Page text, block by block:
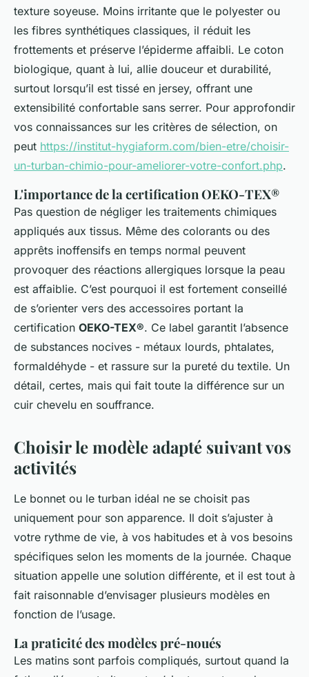
texture soyeuse. Moins irritante que le polyester ou
les fibres synthétiques classiques, il réduit les
frottements et préserve l’épiderme affaibli. Le coton
biologique, quant à lui, allie douceur et durabilité,
surtout lorsqu’il est tissé en jersey, offrant une
extensibilité confortable sans serrer. Pour approfondir
vos connaissances sur les critères de sélection, on
peut https://institut-hygiaform.com/bien-etre/choisir-
un-turban-chimio-pour-ameliorer-votre-confort.php.
L'importance de la certification OEKO-TEX®
Pas question de négliger les traitements chimiques
appliqués aux tissus. Même des colorants ou des
apprêts inoffensifs en temps normal peuvent
provoquer des réactions allergiques lorsque la peau
est affaiblie. C’est pourquoi il est fortement conseillé
de s’orienter vers des accessoires portant la
certification OEKO-TEX®. Ce label garantit l’absence
de substances nocives - métaux lourds, phtalates,
formaldéhyde - et rassure sur la pureté du textile. Un
détail, certes, mais qui fait toute la différence sur un
cuir chevelu en souffrance.
Choisir le modèle adapté suivant vos
activités
Le bonnet ou le turban idéal ne se choisit pas
uniquement pour son apparence. Il doit s’ajuster à
votre rythme de vie, à vos habitudes et à vos besoins
spécifiques selon les moments de la journée. Chaque
situation appelle une solution différente, et il est tout à
fait raisonnable d’envisager plusieurs modèles en
fonction de l’usage.
La praticité des modèles pré-noués
Les matins sont parfois compliqués, surtout quand la